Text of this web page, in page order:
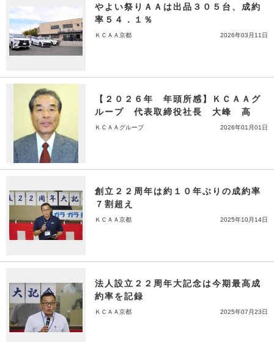
やよい祭りＡＡは出品３０５台、成約
率５４．１％
ＫＣＡＡ京都 2026年03月11日
【２０２６年 年頭所感】ＫＣＡＡグ
ループ 代表取締役社長 大峰 高
ＫＣＡＡグループ 2026年01月01日
創立２２周年は約１０年ぶりの成約率
７割超え
ＫＣＡＡ京都 2025年10月14日
法人設立２２周年大記念は今期最高成
約率を記録
ＫＣＡＡ京都 2025年07月23日